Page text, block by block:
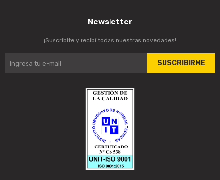
Newsletter
¡Suscribite y recibí todas nuestras novedades!
SUSCRIBIRME